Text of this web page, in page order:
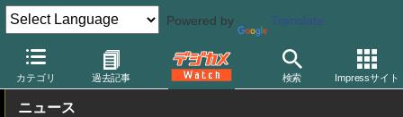
Powered by Translate
カテゴリ 過去記事 検索 Impressサイト
デジカメ Watch 撮影用品
ニュース